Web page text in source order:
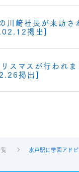
川﨑社長が来訪さ
掲出]
スマスが行われま
掲出]
水戸駅に学園アド